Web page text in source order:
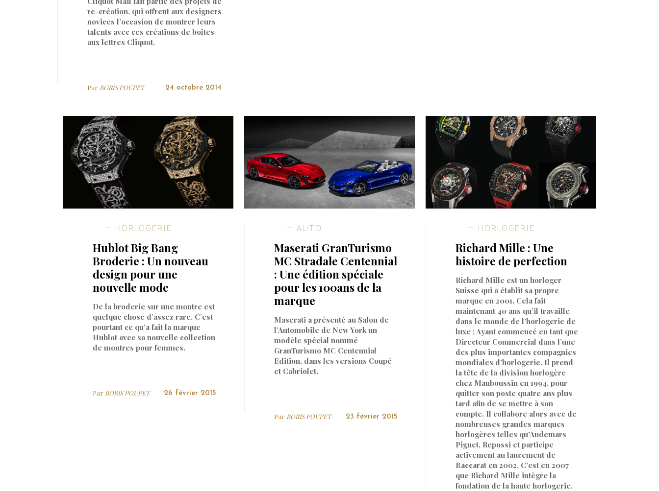
re-création, qui offrent aux designers
novices l’occasion de montrer leurs
talents avec ces créations de boîtes
aux lettres Cliquot.
Par BORIS POUPET 24 octobre 2014
HORLOGERIE
Hublot Big Bang
Broderie : Un nouveau
design pour une
nouvelle mode
De la broderie sur une montre est
quelque chose d’assez rare. C’est
pourtant ce qu’a fait la marque
Hublot avec sa nouvelle collection
de montres pour femmes.
Par BORIS POUPET 26 février 2015
AUTO
Maserati GranTurismo
MC Stradale Centennial
: Une édition spéciale
pour les 100ans de la
marque
Maserati a présenté au Salon de
l’Automobile de New York un
modèle spécial nommé
GranTurismo MC Centennial
Edition, dans les versions Coupé
et Cabriolet.
Par BORIS POUPET 23 février 2015
HORLOGERIE
Richard Mille : Une
histoire de perfection
Richard Mille est un horloger
Suisse qui a établit sa propre
marque en 2001. Cela fait
maintenant 40 ans qu’il travaille
dans le monde de l’horlogerie de
luxe ; Ayant commencé en tant que
Directeur Commercial dans l’une
des plus importantes compagnies
mondiales d’horlogerie. Il prend
la tête de la division horlogère
chez Mauboussin en 1994, pour
quitter son poste quatre ans plus
tard afin de se mettre à son
compte. Il collabore alors avec de
nombreuses grandes marques
horlogères telles qu’Audemars
Piguet, Repossi et participe
activement au lancement de
Baccarat en 2002. C’est en 2007
que Richard Mille intègre la
fondation de la haute horlogerie.